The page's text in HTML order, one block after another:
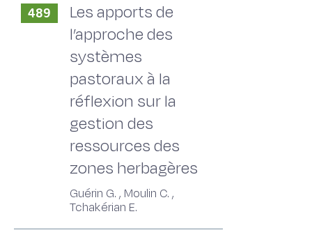
489
Les apports de
l’approche des
systèmes
pastoraux à la
réflexion sur la
gestion des
ressources des
zones herbagères
Guérin G. , Moulin C. ,
Tchakérian E.